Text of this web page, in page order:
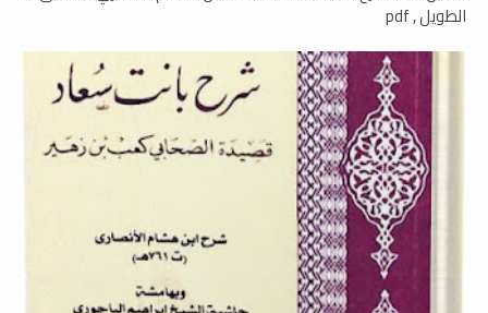
الطويل , pdf